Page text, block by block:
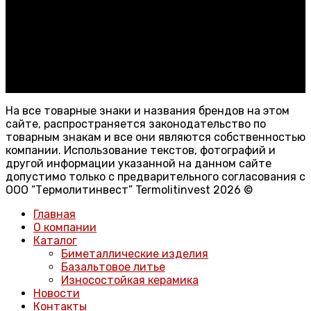
На все товарные знаки и названия брендов на этом
сайте, распространяется законодательство по
товарным знакам и все они являются собственностью
компании. Использование текстов, фотографий и
другой информации указанной на данном сайте
допустимо только с предварительного согласования с
ООО “Термолитинвест” Termolitinvest 2026 ©
Главная
О компании
Каталог
Биметаллические изделия
Базальтовое литье
Износостойкая керамика
Новости
Контакты